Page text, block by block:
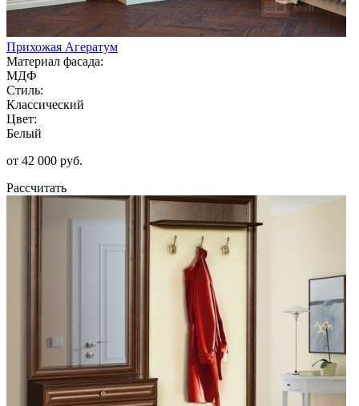
Прихожая Агератум
Материал фасада:
МДФ
Стиль:
Классический
Цвет:
Белый
от 42 000 руб.
Рассчитать